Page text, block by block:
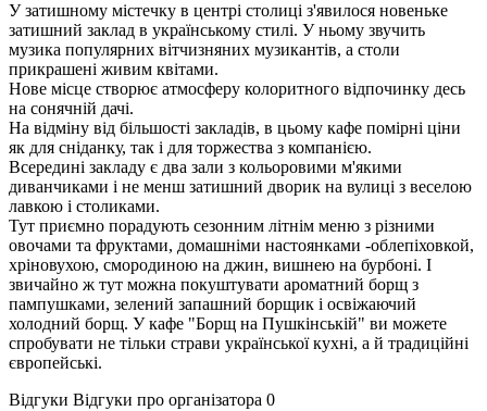
У затишному містечку в центрі столиці з'явилося новеньке
затишний заклад в українському стилі. У ньому звучить
музика популярних вітчизняних музикантів, а столи
прикрашені живим квітами.
Нове місце створює атмосферу колоритного відпочинку десь
на сонячній дачі.
На відміну від більшості закладів, в цьому кафе помірні ціни
як для сніданку, так і для торжества з компанією.
Всередині закладу є два зали з кольоровими м'якими
диванчиками і не менш затишний дворик на вулиці з веселою
лавкою і столиками.
Тут приємно порадують сезонним літнім меню з різними
овочами та фруктами, домашніми настоянками -облепіховкой,
хріновухою, смородиною на джин, вишнею на бурбоні. І
звичайно ж тут можна покуштувати ароматний борщ з
пампушками, зелений запашний борщик і освіжаючий
холодний борщ. У кафе "Борщ на Пушкінській" ви можете
спробувати не тільки страви української кухні, а й традиційні
європейські.
Відгуки Відгуки про організатора 0